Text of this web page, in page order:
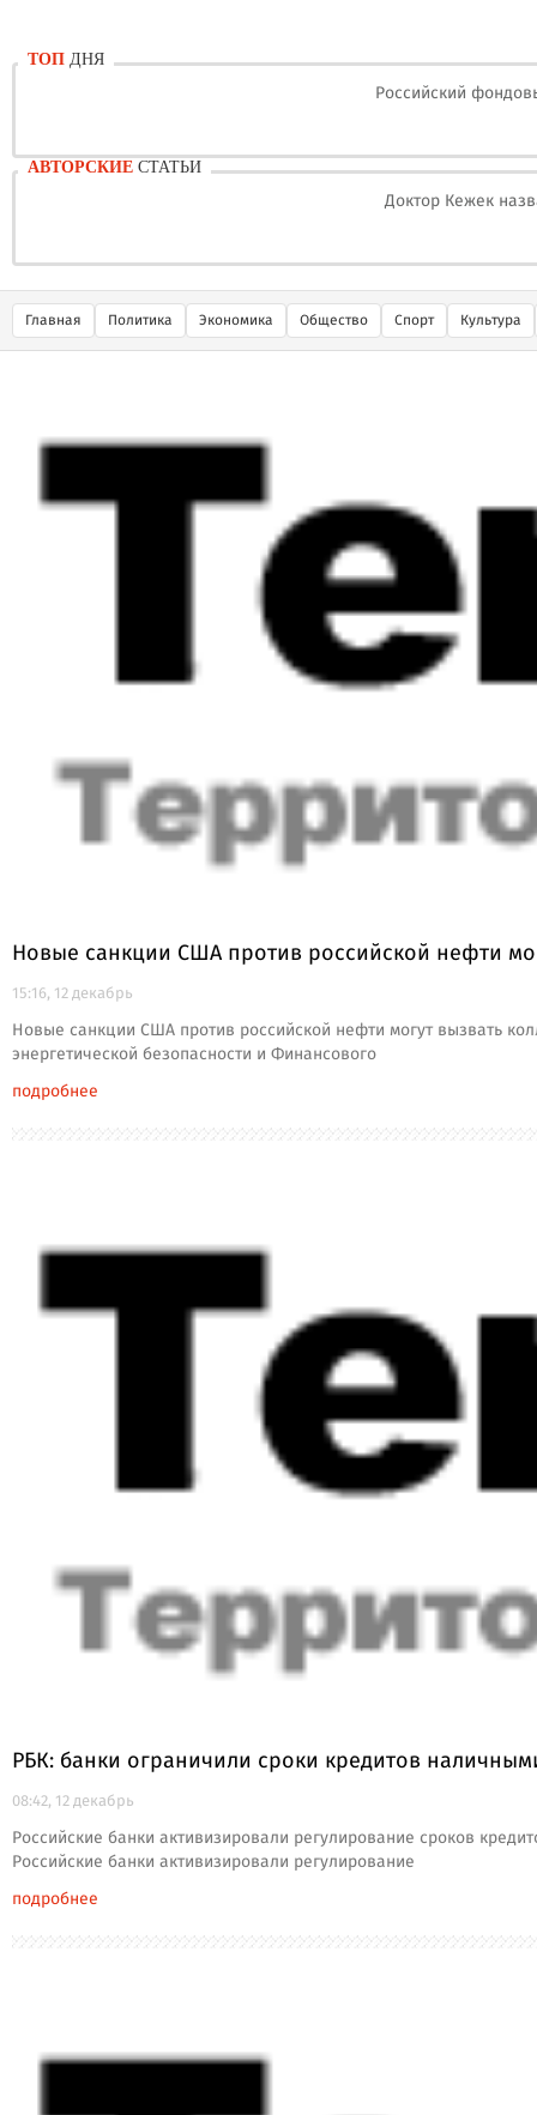
ТОП ДНЯ
Российский
АВТОРСКИЕ СТАТЬИ
Доктор Кежек
Главная Политика Экономика Общество Спорт Культура
Новые санкции США против российской нефти
15:16, 12 декабрь
Новые санкции США против российской нефти могут вызвать
энергетической безопасности и Финансового
подробнее
РБК: банки ограничили сроки кредитов
08:42, 12 декабрь
Российские банки активизировали регулирование сроков
Российские банки активизировали регулирование
подробнее